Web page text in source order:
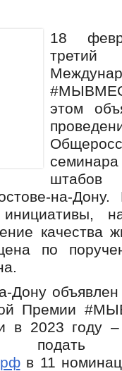
18
этом
на-Дону.
качества
по
Дону объявлен
Премии
в 2023 году
в 11